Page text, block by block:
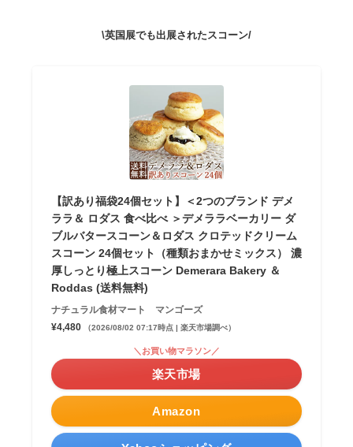
\英国展でも出展されたスコーン/
【訳あり福袋24個セット】＜2つのブランド デメ
ララ＆ ロダス 食べ比べ ＞デメララベーカリー ダ
ブルバタースコーン＆ロダス クロテッドクリーム
スコーン 24個セット（種類おまかせミックス） 濃
厚しっとり極上スコーン Demerara Bakery ＆
Roddas (送料無料)
ナチュラル食材マート マンゴーズ
¥4,480
（2026/08/02 07:17時点 | 楽天市場調べ）
Amazon
＼お買い物マラソン／
楽天市場